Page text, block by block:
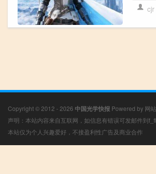
cjr
Copyright © 2012 - 2026 中国光学快报 Powered by 网
声明：本站内容来自互联网，如信息有错误可发邮件到
本站仅为个人兴趣爱好，不接盈利性广告及商业合作